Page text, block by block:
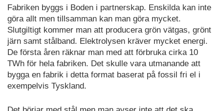
Fabriken byggs i Boden i partnerskap. Enskilda kan inte
göra allt men tillsamman kan man göra mycket.
Slutgiltigt kommer man att producera grön vätgas, grönt
järn samt stålband. Elektrolysen kräver mycket energi.
De första åren räknar man med att förbruka cirka 10
TWh för hela fabriken. Det skulle vara utmanande att
bygga en fabrik i detta format baserat på fossil fri el i
exempelvis Tyskland.